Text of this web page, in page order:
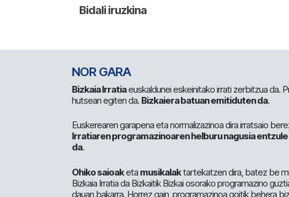
NOR GARA
Bizkaia Irratiaeuskaldunei eskeinitako irrati zerbitzua da.
hutsean egiten da. Bizkaiera batuan emitiduten da.
Euskerearen garapena eta normalizazinoa dira irratsaio
Irratiaren programazinoaren helburu nagusia
da.
Ohiko saioaketa musikalaktartekatzen dira, batez be
Bizkaia Irratia da Bizkaitik Bizkai osorako programazino
dauan bakarra. Horrez gain, programazinoa goitik behera